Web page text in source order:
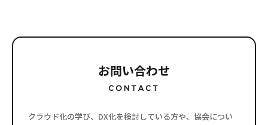
お問い合わせ
CONTACT
クラウド化の学び、DX化を検討している方や、協会につい